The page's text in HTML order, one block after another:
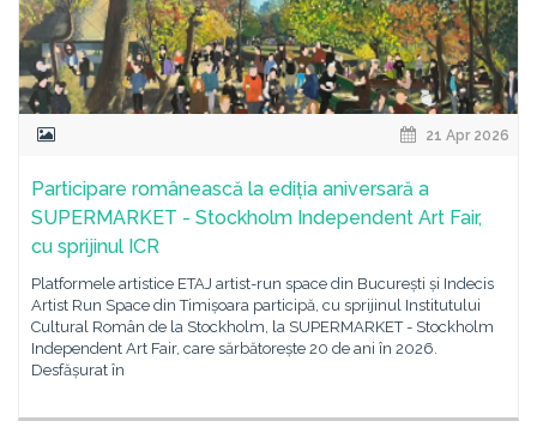
21 Apr 2026
Participare românească la ediția aniversară a
SUPERMARKET - Stockholm Independent Art Fair,
cu sprijinul ICR
Platformele artistice ETAJ artist-run space din București și Indecis
Artist Run Space din Timișoara participă, cu sprijinul Institutului
Cultural Român de la Stockholm, la SUPERMARKET - Stockholm
Independent Art Fair, care sărbătorește 20 de ani în 2026.
Desfășurat în